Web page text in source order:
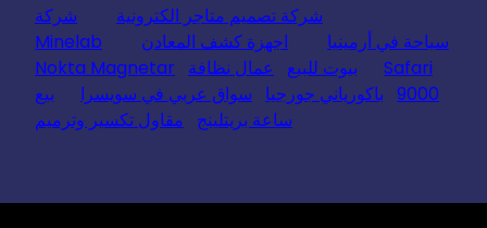
شركة تصميم متاجر الكترونية
شركة
سياحة في أرمينيا
اجهزة كشف المعادن
Minelab
Safari
بيوت للبيع عمال نظافة Nokta Magnetar
9000 باكورياني جورجيا سواق عربي في سويسرا
بيع
ساعة بريتلينج
مقاول تكسير وترميم